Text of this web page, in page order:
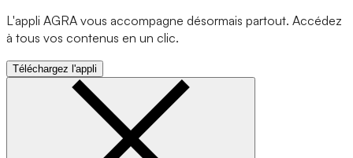
L'appli AGRA vous accompagne désormais partout. Accédez
à tous vos contenus en un clic.
Téléchargez l'appli